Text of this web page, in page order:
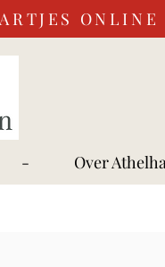
ONLINE
- Over